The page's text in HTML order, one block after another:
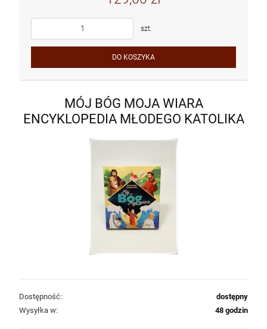
szt.
DO KOSZYKA
MÓJ BÓG MOJA WIARA
ENCYKLOPEDIA MŁODEGO KATOLIKA
Dostępność:
dostępny
Wysyłka w:
48 godzin